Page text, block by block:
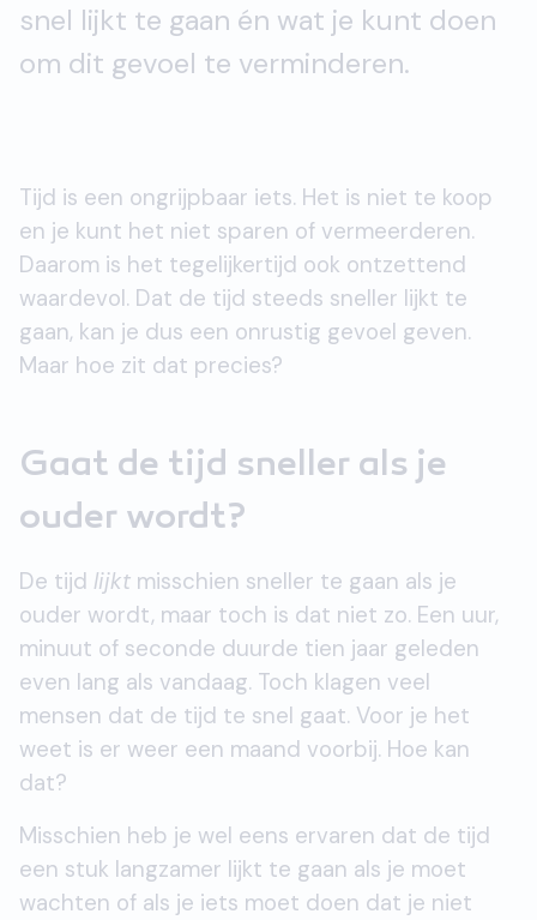
snel lijkt te gaan én wat je kunt doen
om dit gevoel te verminderen.
Tijd is een ongrijpbaar iets. Het is niet te koop
en je kunt het niet sparen of vermeerderen.
Daarom is het tegelijkertijd ook ontzettend
waardevol. Dat de tijd steeds sneller lijkt te
gaan, kan je dus een onrustig gevoel geven.
Maar hoe zit dat precies?
Gaat de tijd sneller als je
ouder wordt?
De tijd lijkt misschien sneller te gaan als je
ouder wordt, maar toch is dat niet zo. Een uur,
minuut of seconde duurde tien jaar geleden
even lang als vandaag. Toch klagen veel
mensen dat de tijd te snel gaat. Voor je het
weet is er weer een maand voorbij. Hoe kan
dat?
Misschien heb je wel eens ervaren dat de tijd
een stuk langzamer lijkt te gaan als je moet
wachten of als je iets moet doen dat je niet